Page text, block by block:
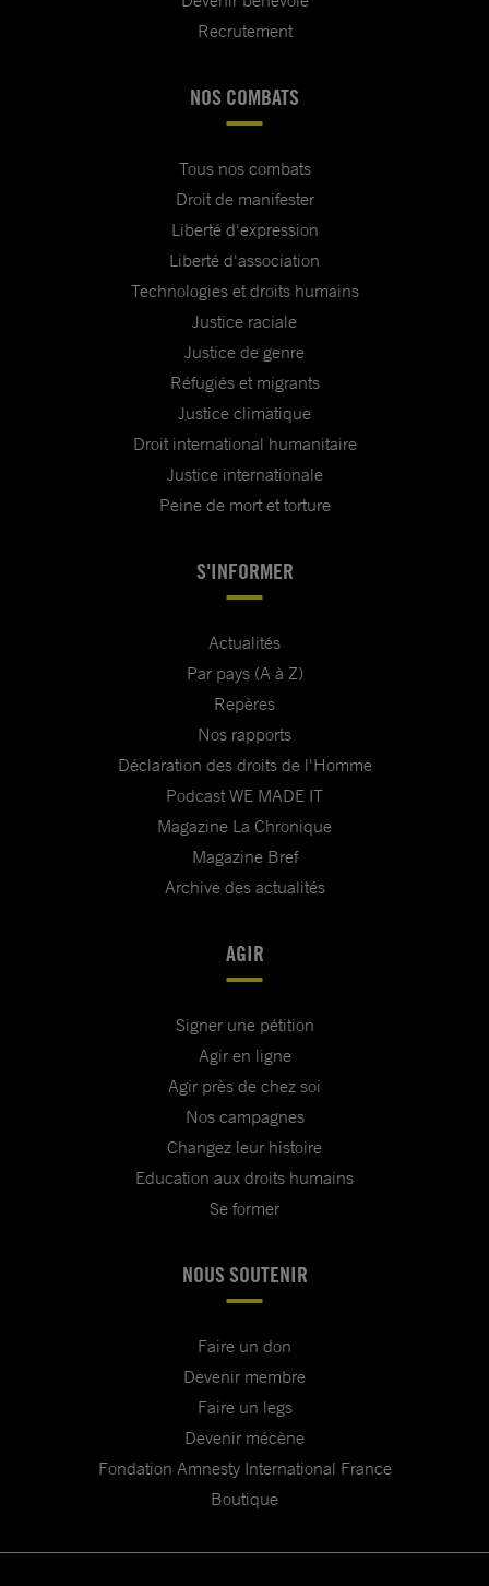
Recrutement
NOS COMBATS
Tous nos combats
Droit de manifester
Liberté d'expression
Liberté d'association
Technologies et droits humains
Justice raciale
Justice de genre
Réfugiés et migrants
Justice climatique
Droit international humanitaire
Justice internationale
Peine de mort et torture
S'INFORMER
Actualités
Par pays (A à Z)
Repères
Nos rapports
Déclaration des droits de l'Homme
Podcast WE MADE IT
Magazine La Chronique
Magazine Bref
Archive des actualités
AGIR
Signer une pétition
Agir en ligne
Agir près de chez soi
Nos campagnes
Changez leur histoire
Education aux droits humains
Se former
NOUS SOUTENIR
Faire un don
Devenir membre
Faire un legs
Devenir mécène
Fondation Amnesty International France
Boutique